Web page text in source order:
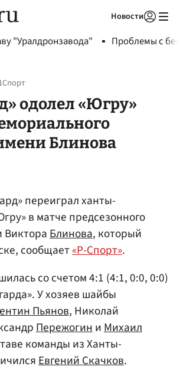
Новости
"Уралдронзавода" Проблемы с
Спорт
одолел «Югру»
Блинова
переиграл ханты-
в матче предсезонного
ВиктораБлинова, который
сообщает«Р-Спорт».
со счетом 4:1 (4:1, 0:0, 0:0)
У хозяев шайбы
Пьянов, Николай
ПережогиниМихаил
команды из Ханты-
Евгений Скачков.